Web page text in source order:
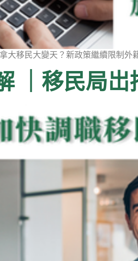
大移民大變天？新政策繼續限制
｜移民局